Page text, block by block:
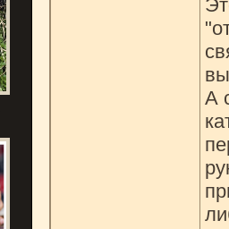
А